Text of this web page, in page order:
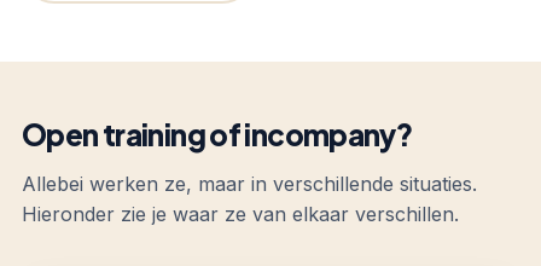
Open training of incompany?
Allebei werken ze, maar in verschillende situaties.
Hieronder zie je waar ze van elkaar verschillen.